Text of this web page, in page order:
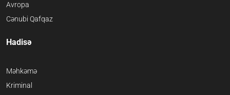
Avropa
Cənubi Qafqaz
Hadisə
Məhkəmə
Kriminal